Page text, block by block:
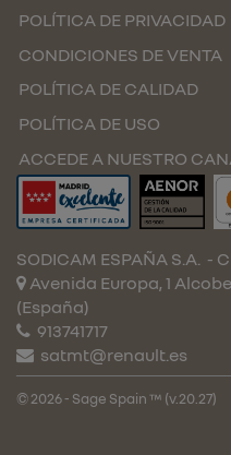
POLÍTICA DE PRIVACIDAD
CONDICIONES DE VENTA
POLÍTICA DE CALIDAD
POLÍTICA DE USO
ACCEDE A NUESTRO
SODICAM ESPAÑA S.A. -
Avenida Europa, 1
(España)
913741717
satmt@renault.es
© 2026 - Sage Spain ™ (v.20.27)